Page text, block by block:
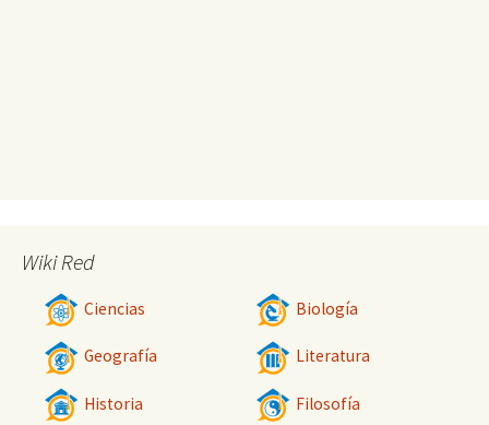
Wiki Red
Ciencias Biología
Geografía Literatura
Historia Filosofía